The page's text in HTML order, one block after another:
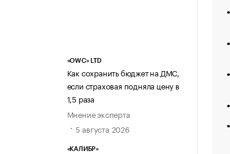
«OWC» LTD
Как сохранить бюджет на ДМС,
если страховая подняла цену в
1,5 раза
Мнение эксперта
5 августа 2026
«КАЛИБР»